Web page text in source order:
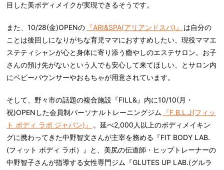
目した美ボディメイクが実現できるそうです。
また、10/28(金)OPENの 『ARI&SPA(アリアンドスパ)』
は自分の
ことは後回しになりがちな育児ママにおすすめしたい、現役ママエ
ステティシャンが心と身体に寄り添う癒やしのエステサロン。お子
さんの預け先がないという人でも安心して来てほしい、とサロン内
にベビーバウンサーやおもちゃが用意されています。
そして、野々市の話題の複合施設『FILL&』内に10/10(月・
祝)OPENした会員制パーソナルトレーニングジム
『F.B.L.J(フィッ
ト ボディ ラボ ジャパン)』
。延べ2,000人以上のボディメイキン
グに携わってきた中野智文さんが主宰を務める『FIT BODY LAB.
(フィット ボディ ラボ）』と、美尻の伝道師・ヒップトレーナーの
中野智子さんが指導する女性専門ジム『GLUTES UP LAB.(グルラ